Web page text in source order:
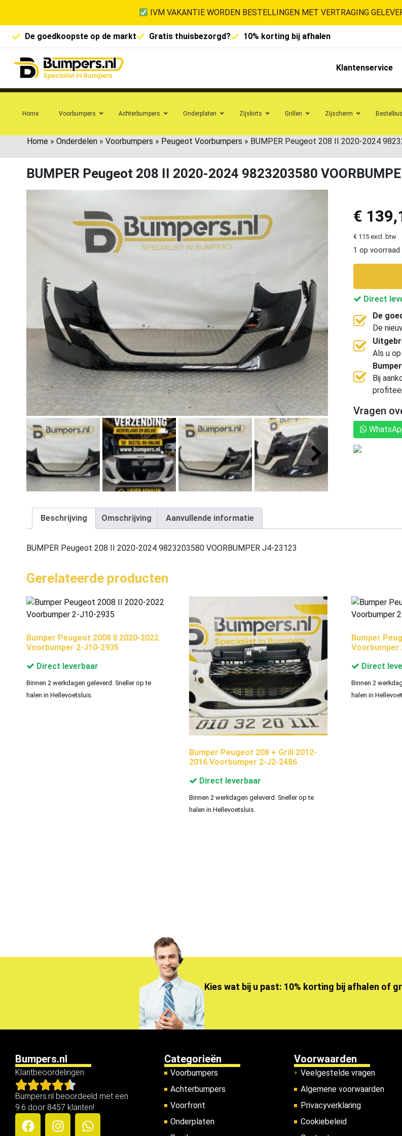
IVM VAKANTIE WORDEN BESTELLINGEN MET VERTRAGING
De goedkoopste op de markt Gratis thuisbezorgd? 10% korting bij afhalen
Klantenservice
Home Voorbumpers Achterbumpers Onderplaten Zijskirts Grillen Zijscherm Bestelbus
Home » Onderdelen » Voorbumpers » Peugeot Voorbumpers » BUMPER Peugeot 208 II 2020-2024
BUMPER Peugeot 208 II 2020-2024 9823203580
€
€ 115 excl. btw
1 op voorraad
Direct
De
De
Als u
Bij
Vragen
Beschrijving Omschrijving Aanvullende informatie
BUMPER Peugeot 208 II 2020-2024 9823203580 VOORBUMPER J4-23123
Gerelateerde producten
Bumper Peugeot 2008 II 2020-2022
Voorbumper 2-J10-2935
Direct leverbaar
Binnen 2 werkdagen geleverd. Sneller op te
halen in Hellevoetsluis.
Bumper Peugeot 208 + Grill 2012-
2016 Voorbumper 2-J2-2486
Direct leverbaar
Binnen 2 werkdagen geleverd. Sneller op te
halen in Hellevoetsluis.
Bumper
Voorbumper
Direct
Binnen 2
halen in
Kies wat bij u past: 10% korting bij afhalen of
Bumpers.nl
Klantbeoordelingen
Bumpers.nl beoordeeld met een
9.6 door 8457 klanten!
Categorieën
Voorbumpers
Achterbumpers
Voorfront
Onderplaten
Voorwaarden
Veelgestelde vragen
Algemene voorwaarden
Privacyverklaring
Cookiebeleid